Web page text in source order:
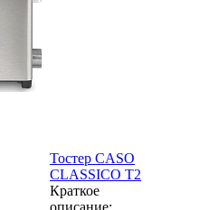
Тостер CASO
CLASSICO T2
Краткое
описание: